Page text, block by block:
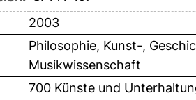
2003
Philosophie, Kunst-,
Musikwissenschaft
700 Künste und